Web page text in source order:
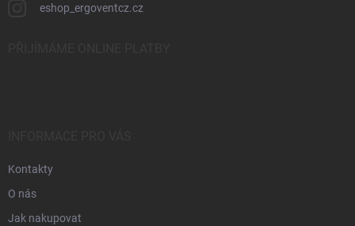
eshop_ergoventcz.cz
Kontakty
O nás
Jak nakupovat